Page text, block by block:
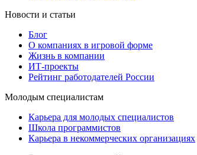
Новости и статьи
Блог
О компаниях в игровой форме
Жизнь в компании
ИТ-проекты
Рейтинг работодателей России
Молодым специалистам
Карьера для молодых специалистов
Школа программистов
Карьера в некоммерческих организациях